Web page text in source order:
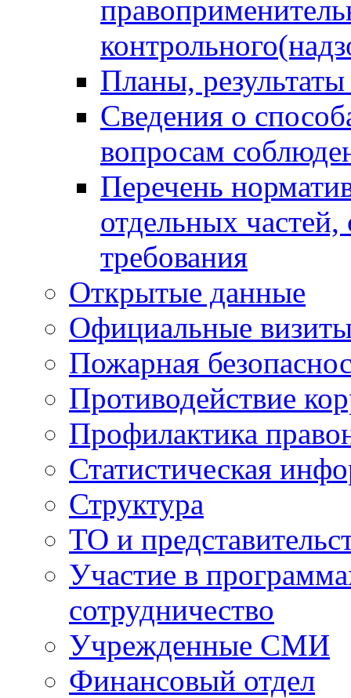
Планы,
Сведения о
вопросам
Перечень
отдельных
требования
Открытые данные
Официальные
Пожарная
Противодействие
Профилактика
Статистическая
Структура
ТО и
Участие в
сотрудничество
Учрежденные СМИ
Финансовый отдел